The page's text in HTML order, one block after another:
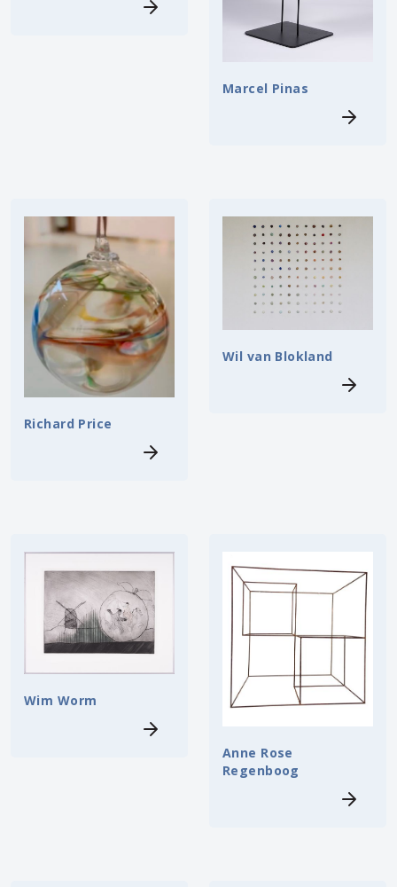
Marcel Pinas
Richard Price
Wil van Blokland
Wim Worm
Anne Rose
Regenboog